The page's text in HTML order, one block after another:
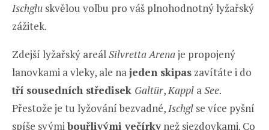
Ischglu skvělou volbu pro váš plnohodnotný lyžařský
zážitek.
Zdejší lyžařský areálSilvretta Arenaje propojený
lanovkami a vleky, ale najeden skipas zavítáte i do
tří sousedních středisek Galtür,Kappl aSee.
Přestože je tu lyžování bezvadné,Ischgl se více pyšní
spíše svýmibouřlivými večírkynež sjezdovkami. Co